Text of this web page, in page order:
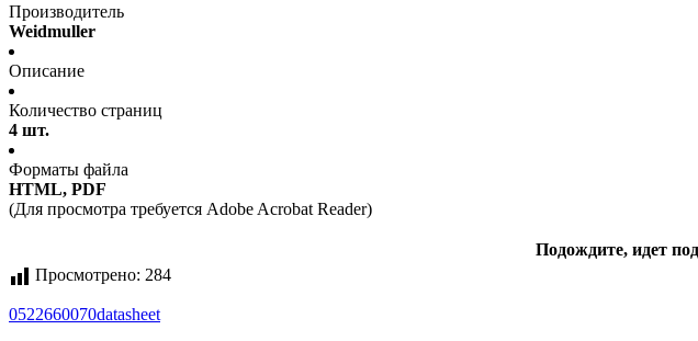
Производитель
Weidmuller
Описание
Количество страниц
4 шт.
Форматы файла
HTML, PDF
(Для просмотра требуется Adobe Acrobat Reader)
Подождите, идет
Просмотрено: 284
0522660070datasheet